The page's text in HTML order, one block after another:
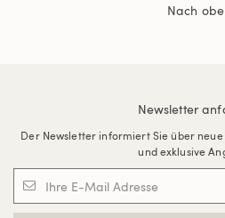
Nach
Newsletter
Der Newsletter informiert Sie über
und exklusive